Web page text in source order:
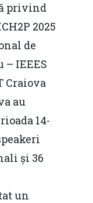
privind
2025
de
IEEES
Craiova
au
14-
și 36
un